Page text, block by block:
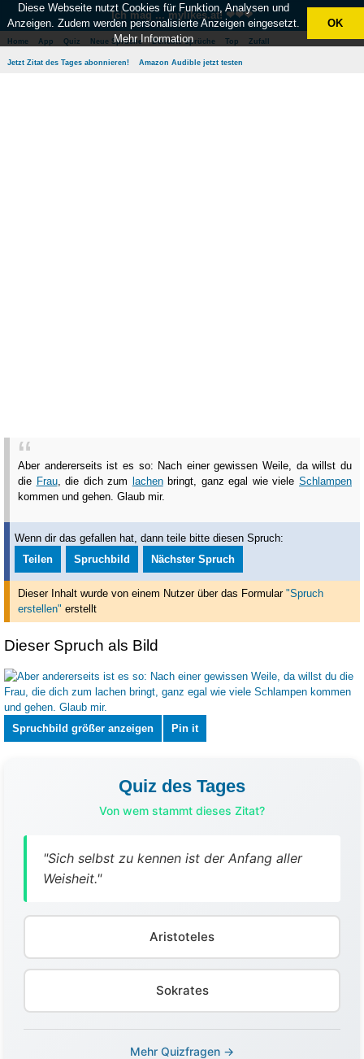
Ich mag ... mylikes.at! ❤❤❤
Home App Quiz Neue Sprüche Beliebte Sprüche Top Zufall
Jetzt Zitat des Tages abonnieren! Amazon Audible jetzt testen
Aber andererseits ist es so: Nach einer gewissen Weile, da willst du
die Frau, die dich zum lachenbringt, ganz egal wie vieleSchlampen
kommen und gehen. Glaub mir.
Wenn dir das gefallen hat, dann teile bitte diesen Spruch:
Teilen
Spruchbild Nächster Spruch
Dieser Inhalt wurde von einem Nutzer über das Formular "Spruch
erstellen" erstellt
Dieser Spruch als Bild
Spruchbild größer anzeigen Pin it
Quiz des Tages
Von wem stammt dieses Zitat?
"Sich selbst zu kennen ist der Anfang aller
Weisheit."
Aristoteles
Sokrates
Mehr Quizfragen →
Diese Webseite nutzt Cookies für Funktion, Analysen und
Anzeigen. Zudem werden personalisierte Anzeigen eingesetzt.
Mehr Information
OK